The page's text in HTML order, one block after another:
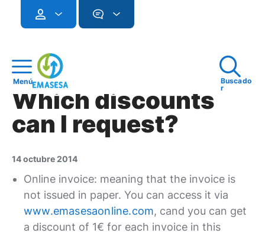
Menú
Buscado
r
Which discounts
can I request?
14 octubre 2014
Online invoice: meaning that the invoice is
not issued in paper. You can access it via
www.emasesaonline.com, cand you can get
a discount of 1€ for each invoice in this